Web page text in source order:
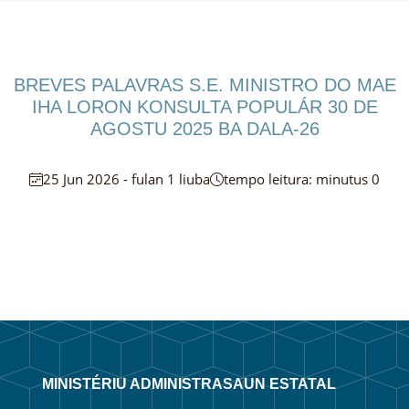
BREVES PALAVRAS S.E. MINISTRO DO MAE
IHA LORON KONSULTA POPULÁR 30 DE
AGOSTU 2025 BA DALA-26
25 Jun 2026 - fulan 1 liuba tempo leitura: minutus 0
MINISTÉRIU ADMINISTRASAUN ESTATAL